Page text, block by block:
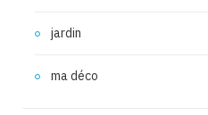
jardin
ma déco